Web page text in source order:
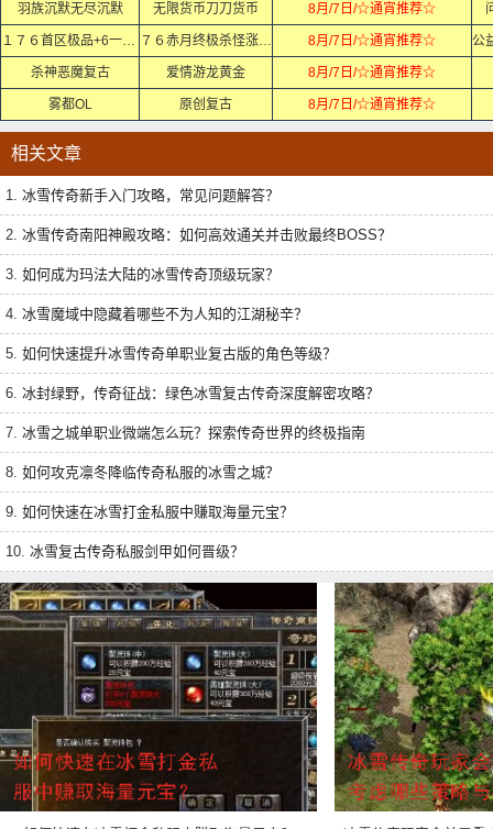
羽族沉默无尽沉默 无限货币刀刀货币 8月/7日/☆通宵推荐☆
１７６首区极品+6一切靠打 ７６赤月终极杀怪涨茺値 8月/7日/☆通宵推荐☆
杀神恶魔复古 爱情游龙黄金 8月/7日/☆通宵推荐☆
雾都OL 原创复古 8月/7日/☆通宵推荐☆
相关文章
1. 冰雪传奇新手入门攻略，常见问题解答？
2. 冰雪传奇南阳神殿攻略：如何高效通关并击败最终BOSS？
3. 如何成为玛法大陆的冰雪传奇顶级玩家？
4. 冰雪魔域中隐藏着哪些不为人知的江湖秘辛？
5. 如何快速提升冰雪传奇单职业复古版的角色等级？
6. 冰封绿野，传奇征战：绿色冰雪复古传奇深度解密攻略？
7. 冰雪之城单职业微端怎么玩？探索传奇世界的终极指南
8. 如何攻克凛冬降临传奇私服的冰雪之城？
9. 如何快速在冰雪打金私服中赚取海量元宝？
10. 冰雪复古传奇私服剑甲如何晋级？